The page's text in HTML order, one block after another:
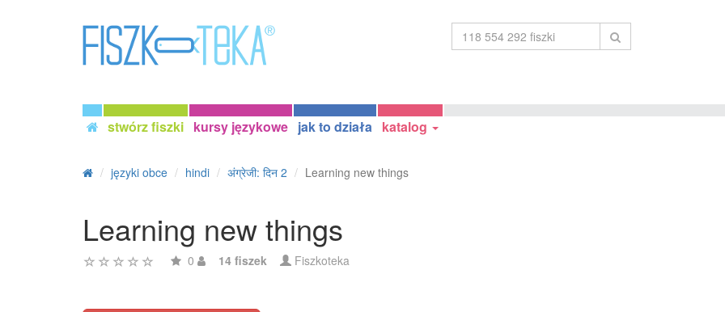
stwórz fiszki kursy językowe jak to działa katalog
języki obce hindi अंग्रेजी: दिन 2 Learning new things
Learning new things
0 14 fiszek Fiszkoteka